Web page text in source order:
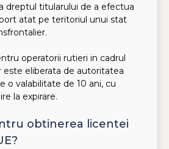
dreptul titularului de a efectua
atat pe teritoriul unui stat
operatorii rutieri in cadrul
eliberata de autoritatea
o valabilitate de 10 ani, cu
la expirare.
obtinerea licentei